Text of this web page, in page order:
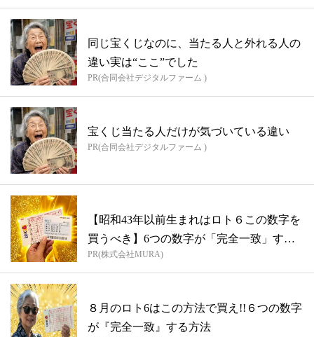
同じ宝くじなのに、当たる人と外れる人の
違い実は“ここ”でした
PR(合同会社デジタルファーム )
宝くじ当たる人だけが気づいている違い
PR(合同会社デジタルファーム )
【昭和43年以前生まれはロト６この数字を
買うべき】6つの数字が「完全一致」する
方...
PR(株式会社MURA)
８月のロト6はこの方法で買え!!６つの数字
が『完全一致』する方法